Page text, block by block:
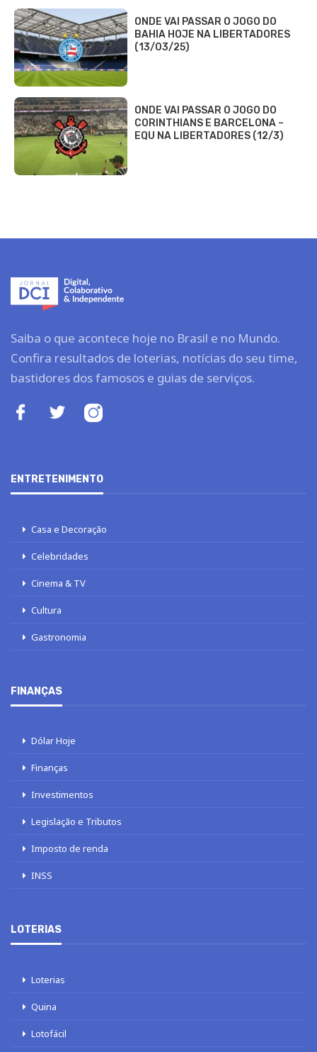
ONDE VAI PASSAR O JOGO DO
BAHIA HOJE NA LIBERTADORES
(13/03/25)
ONDE VAI PASSAR O JOGO DO
CORINTHIANS E BARCELONA –
EQU NA LIBERTADORES (12/3)
Saiba o que acontece hoje no Brasil e no Mundo.
Confira resultados de loterias, notícias do seu time,
bastidores dos famosos e guias de serviços.
ENTRETENIMENTO
Casa e Decoração
Celebridades
Cinema & TV
Cultura
Gastronomia
FINANÇAS
Dólar Hoje
Finanças
Investimentos
Legislação e Tributos
Imposto de renda
INSS
LOTERIAS
Loterias
Quina
Lotofácil